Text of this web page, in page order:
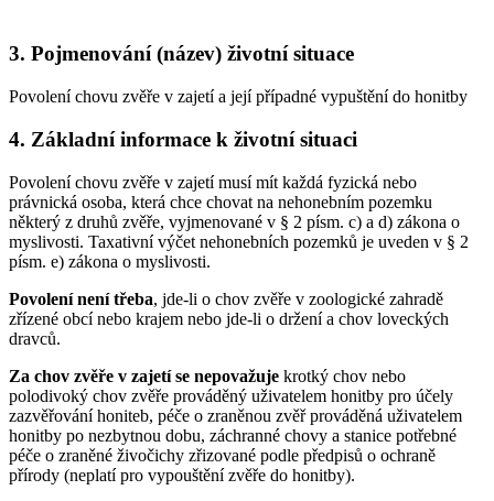
3. Pojmenování (název) životní situace
Povolení chovu zvěře v zajetí a její případné vypuštění do honitby
4. Základní informace k životní situaci
Povolení chovu zvěře v zajetí musí mít každá fyzická nebo
právnická osoba, která chce chovat na nehonebním pozemku
některý z druhů zvěře, vyjmenované v § 2 písm. c) a d) zákona o
myslivosti. Taxativní výčet nehonebních pozemků je uveden v § 2
písm. e) zákona o myslivosti.
Povolení není třeba, jde-li o chov zvěře v zoologické zahradě
zřízené obcí nebo krajem nebo jde-li o držení a chov loveckých
dravců.
Za chov zvěře v zajetí se nepovažuje krotký chov nebo
polodivoký chov zvěře prováděný uživatelem honitby pro účely
zazvěřování honiteb, péče o zraněnou zvěř prováděná uživatelem
honitby po nezbytnou dobu, záchranné chovy a stanice potřebné
péče o zraněné živočichy zřizované podle předpisů o ochraně
přírody (neplatí pro vypouštění zvěře do honitby).